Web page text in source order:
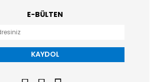
E-BÜLTEN
KAYDOL